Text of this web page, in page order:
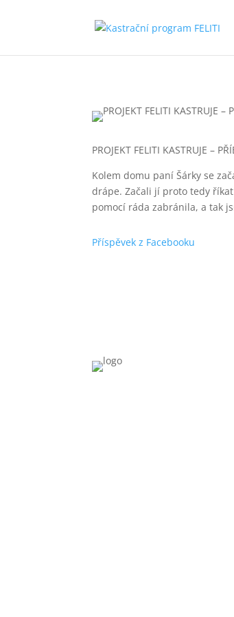
PROJEKT FELITI KASTRUJE –
Kolem domu paní Šárky se
drápe. Začali jí proto tedy
pomocí ráda zabránila, a tak
Příspěvek z Facebooku